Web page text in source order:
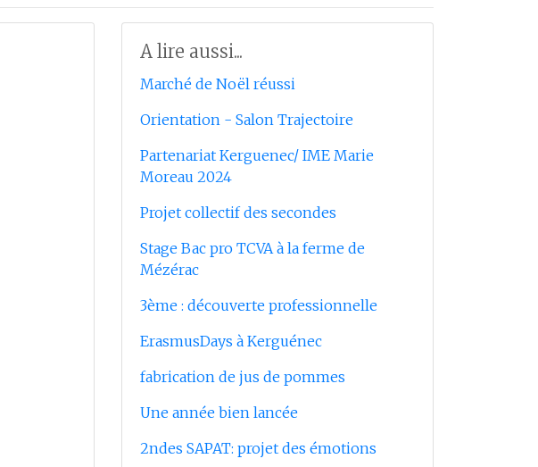
A lire aussi...
Marché de Noël réussi
Orientation - Salon Trajectoire
Partenariat Kerguenec/ IME Marie
Moreau 2024
Projet collectif des secondes
Stage Bac pro TCVA à la ferme de
Mézérac
3ème : découverte professionnelle
ErasmusDays à Kerguénec
fabrication de jus de pommes
Une année bien lancée
2ndes SAPAT: projet des émotions